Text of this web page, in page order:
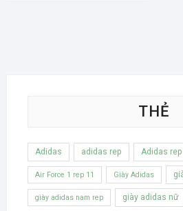
THẺ
Adidas adidas rep Adidas rep
Air Force 1 rep 11 Giày Adidas
giày adidas nam rep giày adidas nữ